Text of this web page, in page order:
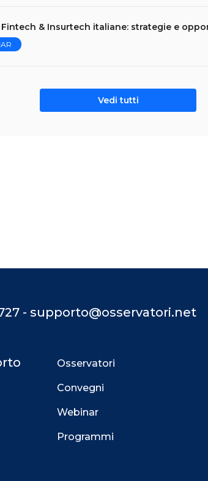
& Insurtech italiane: strategie e
Vedi tutti
- supporto@osservatori.net
Osservatori
Convegni
Webinar
Programmi